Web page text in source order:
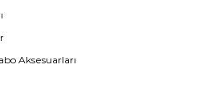
Aksesuarları